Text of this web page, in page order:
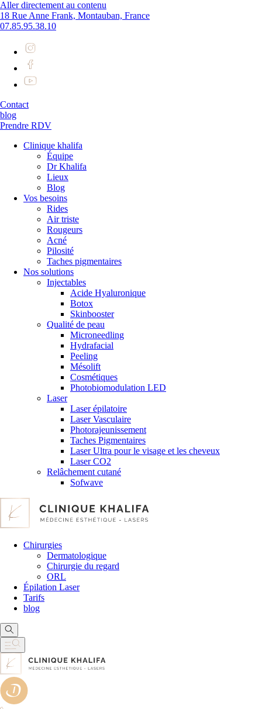
Aller directement au contenu
18 Rue Anne Frank, Montauban, France
07.85.95.38.10
Contact
blog
Prendre RDV
Clinique khalifa
Équipe
Dr Khalifa
Lieux
Blog
Vos besoins
Rides
Air triste
Rougeurs
Acné
Pilosité
Taches pigmentaires
Nos solutions
Injectables
Acide Hyaluronique
Botox
Skinbooster
Qualité de peau
Microneedling
Hydrafacial
Peeling
Mésolift
Cosmétiques
Photobiomodulation LED
Laser
Laser épilatoire
Laser Vasculaire
Photorajeunissement
Taches Pigmentaires
Laser Ultra pour le visage et les cheveux
Laser CO2
Relâchement cutané
Sofwave
Chirurgies
Dermatologique
Chirurgie du regard
ORL
Épilation Laser
Tarifs
blog